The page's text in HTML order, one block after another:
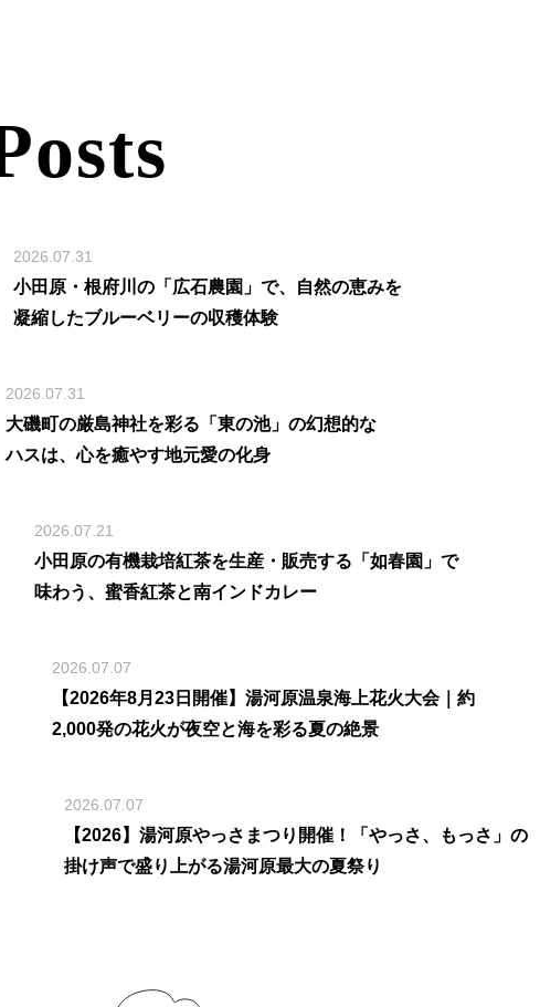
2026.07.31
小田原・根府川の「広石農園」で、自然の恵みを
凝縮したブルーベリーの収穫体験
2026.07.31
大磯町の厳島神社を彩る「東の池」の幻想的な
ハスは、心を癒やす地元愛の化身
2026.07.21
小田原の有機栽培紅茶を生産・販売する「如春園」で
味わう、蜜香紅茶と南インドカレー
2026.07.07
【2026年8月23日開催】湯河原温泉海上花火大会｜約
2,000発の花火が夜空と海を彩る夏の絶景
2026.07.07
【2026】湯河原やっさまつり開催！「やっさ、もっさ」の
掛け声で盛り上がる湯河原最大の夏祭り